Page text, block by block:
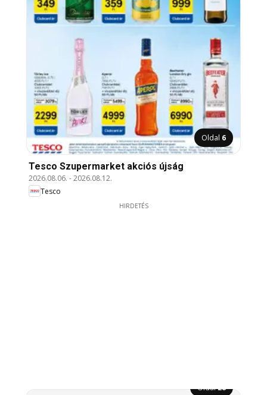
Oldal 6
Tesco Szupermarket akciós újság
2026.08.06. -2026.08.12.
Tesco
HIRDETÉS
Oldal28